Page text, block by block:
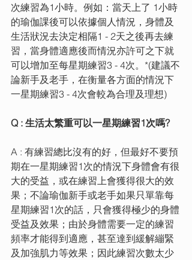
次練習為1小時。例如：當天上了 1小時
的瑜伽課後可以依據個人情況，身體及
生活狀況去決定相隔1 - 2天之後再去練
習，當身體適應後而情況亦許可之下就
可以增加至每星期練習3 - 4次。*(建議不
論新手及老手，在衡量各方面的情況下
一星期練習3 - 4次會較為合理及理想)
Q : 生活太繁重可以一星期練習1次嗎?
A : 有練習總比沒有的好，但最好不要預
期在一星期練習1次的情況下身體會有很
大的受益，或在練習上會獲得很大的效
果；不論瑜伽新手或老手如果只單靠每
星期練習1次的話，只會獲得極少的身體
受益及效果；由於身體需要一定的練習
頻率才能得到適應，甚至達到緩解繃緊
及加強肌力等效果；因此練習次數太少